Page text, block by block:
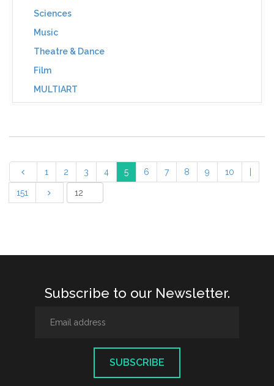
Sciences
Music
Theatre & Dance
Film
MULTIART
1 2 3 4 5 6 7 8 9 10
151
Subscribe to our Newsletter.
SUBSCRIBE